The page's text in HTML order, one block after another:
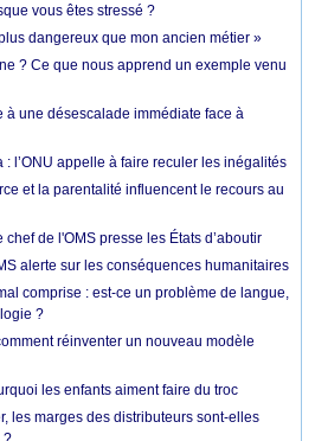
vous êtes stressé ?
dangereux que mon ancien métier »
? Ce que nous apprend un exemple venu
à une désescalade immédiate face à
l’ONU appelle à faire reculer les inégalités
et la parentalité influencent le recours au
de l'OMS presse les États d’aboutir
alerte sur les conséquences humanitaires
comprise : est-ce un problème de langue,
?
réinventer un nouveau modèle
les enfants aiment faire du troc
les marges des distributeurs sont-elles